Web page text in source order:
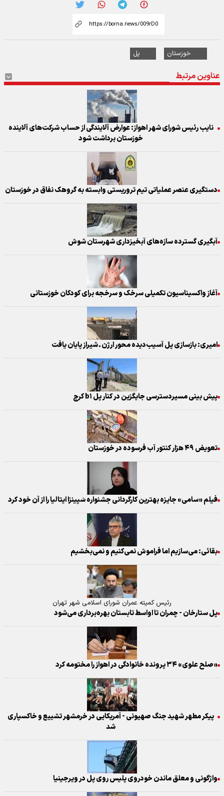
خوزستان پل
عناوین مرتبط
نایب رئیس شورای شهر اهواز: عوارض آلایندگی از حساب شرکت‌های آلاینده
خوزستان برداشت شود
دستگیری عنصر عملیاتی تیم تروریستی وابسته به گروهک نفاق در خوزستان
آبگیری گسترده سازه‌های آبخیزداری شهرستان شوش
آغاز واکسیناسیون تکمیلی سرخک و سرخجه برای کودکان خوزستانی
امیری: بازسازی پل آسیب‌دیده محور ارژن ـ شیراز پایان یافت
پیش بینی مسیردسترسی جایگزین در کنار پل b۱ کرج
تعویض ۴۹ هزار کنتور آب فرسوده در خوزستان
فیلم «سامی» جایزه بهترین کارگردانی جشنواره سَپینزا ایتالیا را از آن خود کرد
بقائی: می‌سازیم اما فراموش نمی‌کنیم و نمی‌بخشیم
رئیس کمیته عمران شورای اسلامی شهر تهران
پل ستارخان - چمران تا اواسط تابستان بهره‌برداری می‌شود
«صلح علوی» ۳۴ پرونده خانوادگی در اهواز را مختومه کرد
پیکر مطهر شهید جنگ صهیونی - آمریکایی در خرمشهر تشییع و خاکسپاری
شد
واژگونی و معلق ماندن خودروی پلیس روی پل در ویرجینیا